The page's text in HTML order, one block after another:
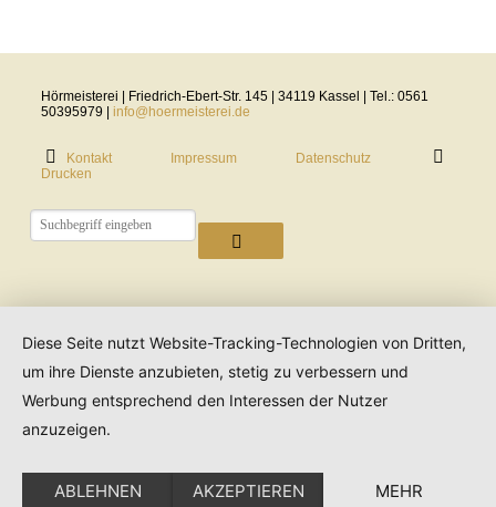
Hörmeisterei | Friedrich-Ebert-Str. 145 | 34119 Kassel | Tel.: 0561
50395979 |info@hoermeisterei.de
Kontakt Impressum
Datenschutz
Drucken
Diese Seite nutzt Website-Tracking-Technologien von Dritten,
um ihre Dienste anzubieten, stetig zu verbessern und
Werbung entsprechend den Interessen der Nutzer
anzuzeigen.
ABLEHNEN AKZEPTIEREN MEHR